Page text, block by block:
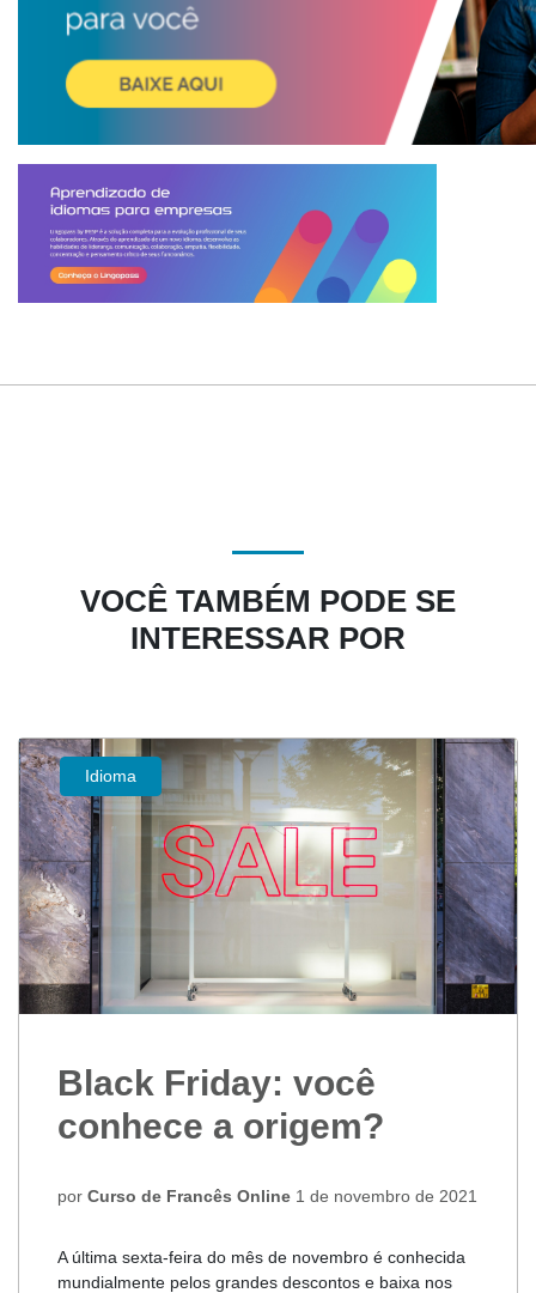
VOCÊ TAMBÉM PODE SE
INTERESSAR POR
Idioma
Black Friday: você
conhece a origem?
por Curso de Francês Online 1 de novembro de 2021
A última sexta-feira do mês de novembro é conhecida
mundialmente pelos grandes descontos e baixa nos